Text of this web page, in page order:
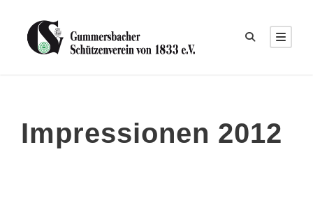
Impressionen 2012